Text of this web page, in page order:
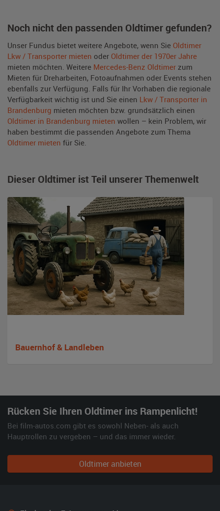
Noch nicht den passenden Oldtimer gefunden?
Unser Fundus bietet weitere Angebote, wenn Sie Oldtimer
Lkw / Transporter mieten oder Oldtimer der 1970er Jahre
mieten möchten. Weitere Mercedes-Benz Oldtimer zum
Mieten für Dreharbeiten, Fotoaufnahmen oder Events stehen
ebenfalls zur Verfügung. Falls für Ihr Vorhaben die regionale
Verfügbarkeit wichtig ist und Sie einen Lkw / Transporter in
Brandenburg mieten möchten bzw. grundsätzlich einen
Oldtimer in Brandenburg mieten wollen – kein Problem, wir
haben bestimmt die passenden Angebote zum Thema
Oldtimer mieten für Sie.
Dieser Oldtimer ist Teil unserer Themenwelt
Bauernhof & Landleben
Rücken Sie Ihren Oldtimer ins Rampenlicht!
Bei film-autos.com gibt es sowohl Neben- als auch
Hauptrollen zu vergeben – und das immer wieder.
Oldtimer anbieten